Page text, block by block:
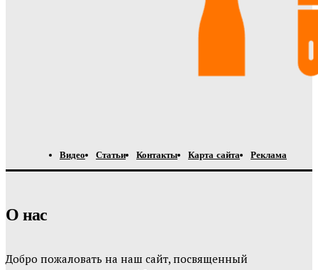
Видео Статьи Контакты Карта сайта Реклама
О нас
Добро пожаловать на наш сайт, посвященный